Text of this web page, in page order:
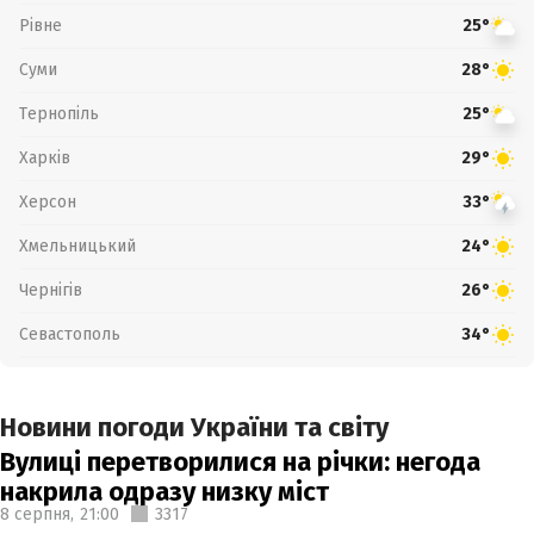
Рівне 25°
Суми 28°
Тернопіль 25°
Харків 29°
Херсон 33°
Хмельницький 24°
Чернігів 26°
Севастополь 34°
Новини погоди України та світу
Вулиці перетворилися на річки: негода
накрила одразу низку міст
8 серпня, 21:00 3317